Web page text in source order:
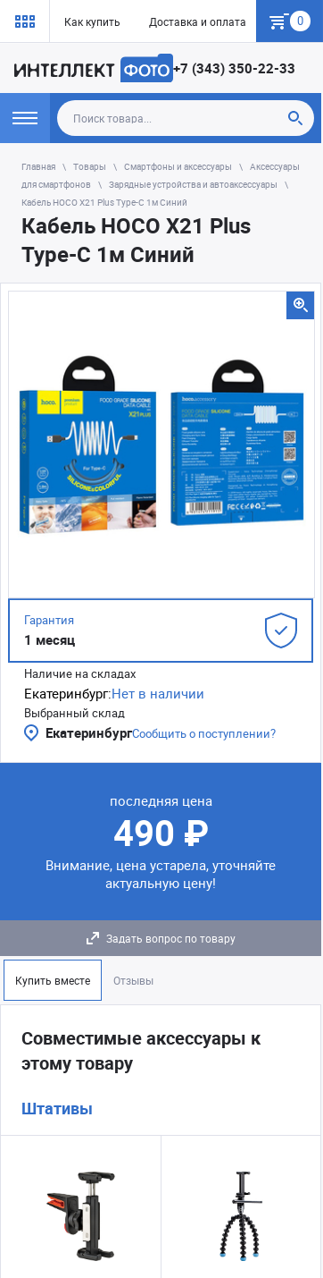
Как купить Доставка и оплата Гарантия
0
+7 (343) 350-22-33
Главная Товары Смартфоны и аксессуары
Аксессуары
для смартфонов
Зарядные устройства и автоаксессуары
Кабель HOCO X21 Plus Type-C 1м Синий
Кабель HOCO X21 Plus
Type-C 1м Синий
Гарантия
1 месяц
Наличие на складах
Екатеринбург:Нет в наличии
Выбранный склад
ЕкатеринбургСообщить о поступлении?
последняя цена
490 ₽
Внимание, цена устарела, уточняйте
актуальную цену!
Задать вопрос по товару
Купить вместе Отзывы
Совместимые аксессуары к
этому товару
Штативы